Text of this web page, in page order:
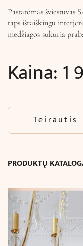
Pastatomas šviestuvas
taps išraiškingu
medžiagos sukuria
Kaina: 1
Teirautis
PRODUKTŲ